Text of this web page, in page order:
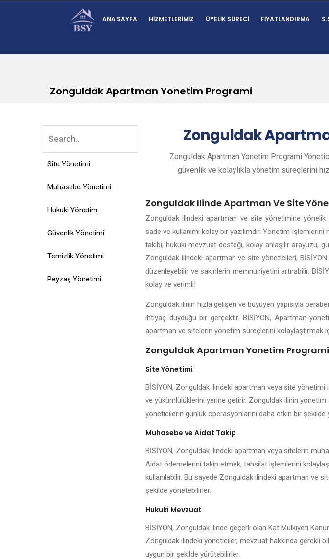
ANA SAYFA HIZMETLERIMIZ ÜYELIK SÜRECI FIYATLANDIRMA
Zonguldak Apartman Yonetim Programi
Site Yönetimi
Muhasebe Yönetimi
Hukuki Yönetim
Güvenlik Yönetimi
Temizlik Yönetimi
Peyzaş Yönetimi
Zonguldak
Zonguldak Apartman Yonetim Programi
güvenlik ve kolaylıkla yönetim süreçlerini
Zonguldak Ilinde Apartman Ve Site
Zonguldak ilindeki apartman ve site yönetimine
sade ve kullanımı kolay bir yazılımdır. Yönetim
takibi, hukuki mevzuat desteği, kolay anlaşılır arayüzü,
Zonguldak ilindeki apartman ve site yöneticileri,
düzenleyebilir ve sakinlerin memnuniyetini artırabilir.
kolay ve verimli!
Zonguldak ilinin hızla gelişen ve büyüyen yapısıyla
ihtiyaç duyduğu bir gerçektir. BİSİYON, Apartman-
apartman ve sitelerin yönetim süreçlerini kolaylaştırmak
Zonguldak Apartman Yonetim
Site Yönetimi
BİSİYON, Zonguldak ilindeki apartman veya site yönetimi
ve yükümlülüklerini yerine getirir. Zonguldak ilinin
yöneticilerin günlük operasyonlarını daha etkin bir
Muhasebe ve Aidat Takip
BİSİYON, Zonguldak ilindeki apartman veya sitelerin
Aidat ödemelerini takip etmek, tahsilat işlemlerini
kullanılabilir. Bu sayede Zonguldak ilindeki apartman ve
şekilde yönetebilirler.
Hukuki Mevzuat
BİSİYON, Zonguldak ilinde geçerli olan Kat Mülkiyeti
Zonguldak ilindeki yöneticiler, mevzuat hakkında gerekli
uygun bir şekilde yürütebilirler.